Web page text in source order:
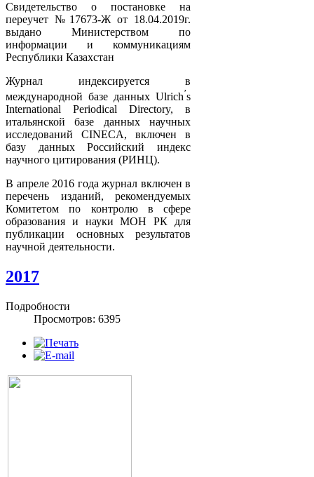
Свидетельство о постановке на
переучет №17673-Ж от 18.04.2019г.
выдано Министерством по
информации и коммуникациям
Республики Казахстан
Журнал индексируется в
международной базе данных Ulrich’s
International Periodical Directory, в
итальянской базе данных научных
исследований CINECA, включен в
базу данных Российский индекс
научного цитирования (РИНЦ).
В апреле 2016 года журнал включен в
перечень изданий, рекомендуемых
Комитетом по контролю в сфере
образования и науки МОН РК для
публикации основных результатов
научной деятельности.
2017
Подробности
Просмотров: 6395